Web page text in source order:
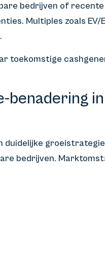
bedrijven of
Multiples zoals EV/
toekomstige
benadering
duidelijke
bedrijven.